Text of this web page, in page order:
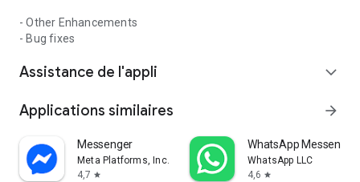
- Other Enhancements
- Bug fixes
Assistance de l'appli expand_more
Applications similaires arrow_forward
Messenger
Meta Platforms, Inc.
4,7 star
WhatsApp Messenger
WhatsApp LLC
4,6 star